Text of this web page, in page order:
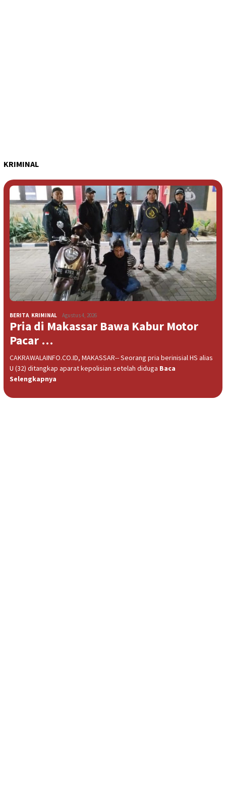
KRIMINAL
BERITA, KRIMINAL Agustus 4, 2026
Pria di Makassar Bawa Kabur Motor
Pacar …
CAKRAWALAINFO.CO.ID, MAKASSAR-- Seorang pria berinisial HS alias
U (32) ditangkap aparat kepolisian setelah diduga Baca
Selengkapnya